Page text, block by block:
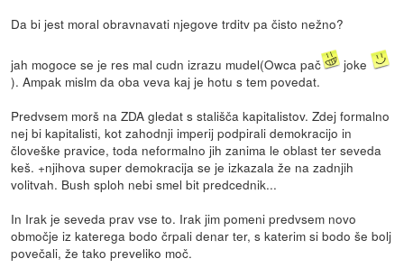
Da bi jest moral obravnavati njegove trditv pa čisto nežno?
jah mogoce se je res mal cudn izrazu mudel(Owca pač
joke
). Ampak mislm da oba veva kaj je hotu s tem povedat.
Predvsem morš na ZDA gledat s stališča kapitalistov. Zdej formalno
nej bi kapitalisti, kot zahodnji imperij podpirali demokracijo in
človeške pravice, toda neformalno jih zanima le oblast ter seveda
keš. +njihova super demokracija se je izkazala že na zadnjih
volitvah. Bush sploh nebi smel bit predcednik...
In Irak je seveda prav vse to. Irak jim pomeni predvsem novo
območje iz katerega bodo črpali denar ter, s katerim si bodo še bolj
povečali, že tako preveliko moč.